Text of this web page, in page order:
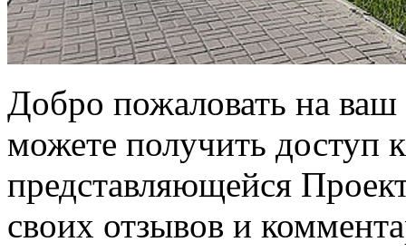
Добро пожаловать на
можете получить доступ
представляющейся
своих отзывов и